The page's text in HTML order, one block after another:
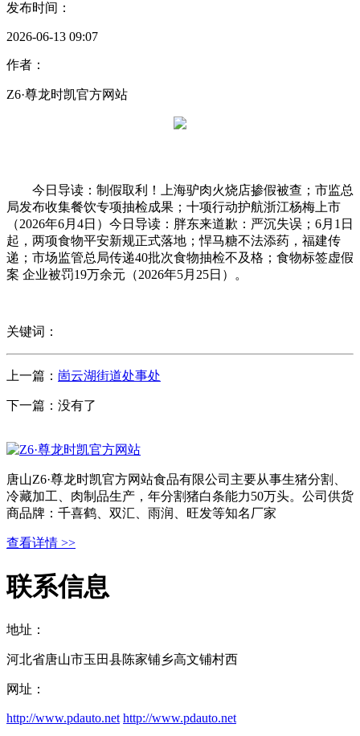
发布时间：
2026-06-13 09:07
作者：
Z6·尊龙时凯官方网站
今日导读：制假取利！上海驴肉火烧店掺假被查；市监总
局发布收集餐饮专项抽检成果；十项行动护航浙江杨梅上市
（2026年6月4日）今日导读：胖东来道歉：严沉失误；6月1日
起，两项食物平安新规正式落地；悍马糖不法添药，福建传
递；市场监管总局传递40批次食物抽检不及格；食物标签虚假
案 企业被罚19万余元（2026年5月25日）。
关键词：
上一篇： 崮云湖街道处事处
下一篇：没有了
唐山Z6·尊龙时凯官方网站食品有限公司主要从事生猪分割、
冷藏加工、肉制品生产，年分割猪白条能力50万头。公司供货
商品牌：千喜鹤、双汇、雨润、旺发等知名厂家
查看详情 >>
联系信息
地址：
河北省唐山市玉田县陈家铺乡高文铺村西
网址：
http://www.pdauto.net http://www.pdauto.net